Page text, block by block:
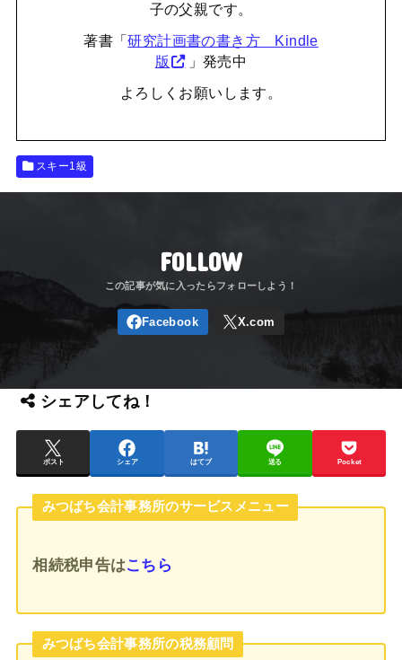
子の父親です。
著書「研究計画書の書き方 Kindle
版
」発売中
よろしくお願いします。
スキー1級
FOLLOW
シェアしてね！
ポスト シェア はてブ 送る Pocket
みつばち会計事務所のサービスメニュー
相続税申告はこちら
みつばち会計事務所の税務顧問